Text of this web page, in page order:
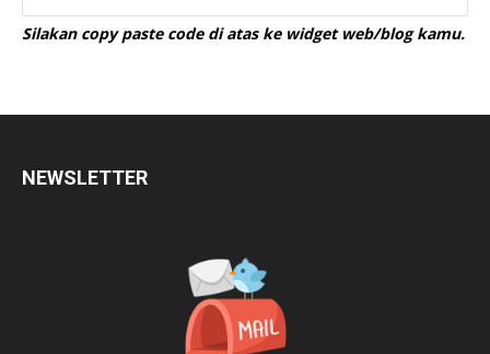
Silakan copy paste code di atas ke widget web/blog kamu.
NEWSLETTER